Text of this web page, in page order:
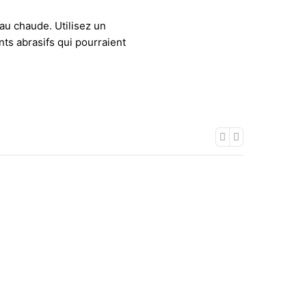
chaude. Utilisez un
abrasifs qui pourraient